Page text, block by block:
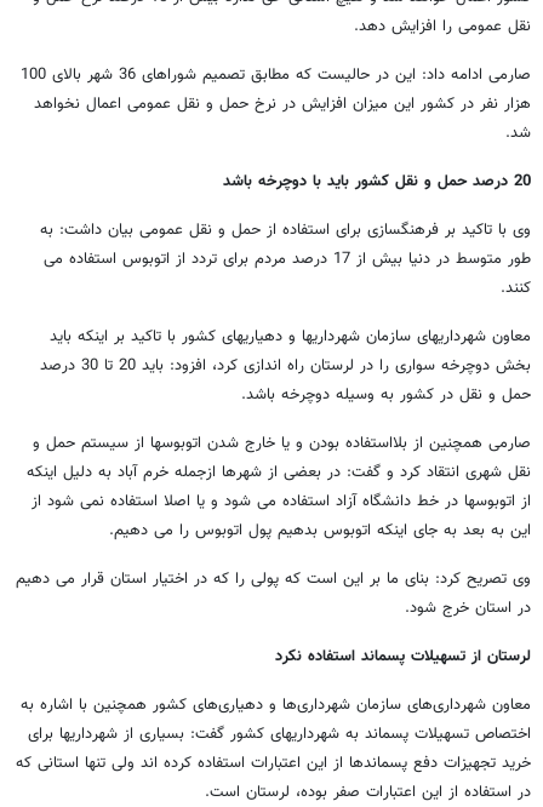
نقل عمومی را افزایش دهد.
صارمی ادامه داد: این در حالیست که مطابق تصمیم شوراهای 36 شهر بالای 100
هزار نفر در کشور این میزان افزایش در نرخ حمل و نقل عمومی اعمال نخواهد
شد.
20 درصد حمل و نقل کشور باید با دوچرخه باشد
وی با تاکید بر فرهنگسازی برای استفاده از حمل و نقل عمومی بیان داشت: به
طور متوسط در دنیا بیش از 17 درصد مردم برای تردد از اتوبوس استفاده می
کنند.
معاون شهرداریهای سازمان شهرداریها و دهیاریهای کشور با تاکید بر اینکه باید
بخش دوچرخه سواری را در لرستان راه اندازی کرد، افزود: باید 20 تا 30 درصد
حمل و نقل در کشور به وسیله دوچرخه باشد.
صارمی همچنین از بلااستفاده بودن و یا خارج شدن اتوبوسها از سیستم حمل و
نقل شهری انتقاد کرد و گفت: در بعضی از شهرها ازجمله خرم آباد به دلیل اینکه
از اتوبوسها در خط دانشگاه آزاد استفاده می شود و یا اصلا استفاده نمی شود از
این به بعد به جای اینکه اتوبوس بدهیم پول اتوبوس را می دهیم.
وی تصریح کرد: بنای ما بر این است که پولی را که در اختیار استان قرار می دهیم
در استان خرج شود.
لرستان از تسهیلات پسماند استفاده نکرد
معاون شهرداری‌های سازمان شهرداری‌ها و دهیاری‌های کشور همچنین با اشاره به
اختصاص تسهیلات پسماند به شهرداریهای کشور گفت: بسیاری از شهرداریها برای
خرید تجهیزات دفع پسماندها از این اعتبارات استفاده کرده اند ولی تنها استانی که
در استفاده از این اعتبارات صفر بوده، لرستان است.